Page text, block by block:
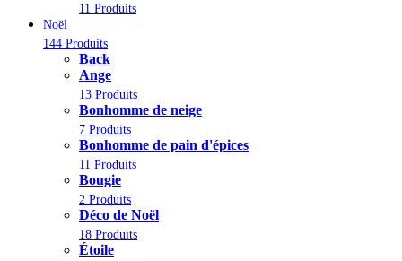
11 Produits
Noël
144 Produits
Back
Ange
13 Produits
Bonhomme de neige
7 Produits
Bonhomme de pain d'épices
11 Produits
Bougie
2 Produits
Déco de Noël
18 Produits
Étoile